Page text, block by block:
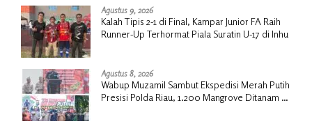
Agustus 9, 2026
Kalah Tipis 2-1 di Final, Kampar Junior FA Raih
Runner-Up Terhormat Piala Suratin U-17 di Inhu
Agustus 8, 2026
Wabup Muzamil Sambut Ekspedisi Merah Putih
Presisi Polda Riau, 1.200 Mangrove Ditanam di